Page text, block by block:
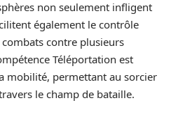
non seulement infligent
également le contrôle
contre plusieurs
Téléportation est
mobilité, permettant au sorcier
le champ de bataille.